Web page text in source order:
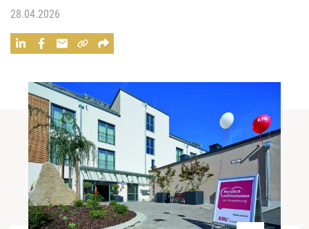
28.04.2026